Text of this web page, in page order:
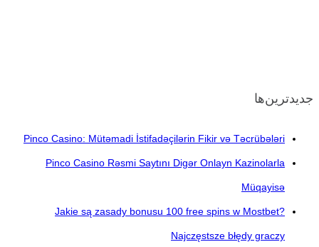
جدیدترین‌ها
Pinco Casino: Mütəmadi İstifadəçilərin Fikir və Təcrübələri
Pinco Casino Rəsmi Saytını Digər Onlayn Kazinolarla
Müqayisə
Jakie są zasady bonusu 100 free spins w Mostbet?
Najczęstsze błędy graczy